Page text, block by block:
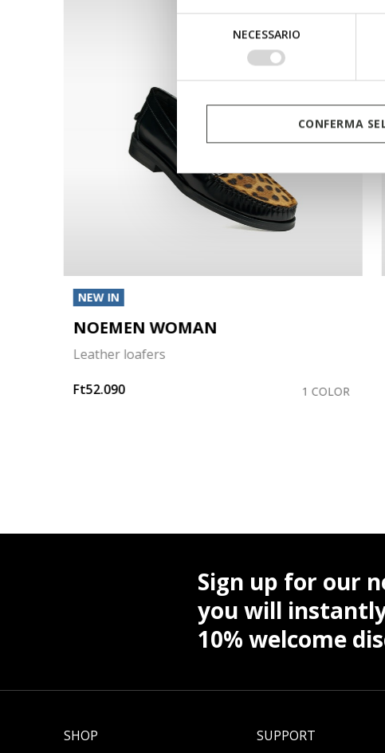
NECESSARIO
CONFERMA
NEW IN
NOEMEN WOMAN
Leather loafers
Ft52.090
1 COLOR
Sign up for our
you will
10% welcome
SHOP SUPPORT